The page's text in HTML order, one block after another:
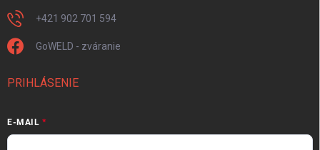
+421 902 701 594
GoWELD - zváranie
PRIHLÁSENIE
E-MAIL